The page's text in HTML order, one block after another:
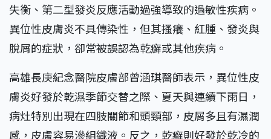
失衡、第二型發炎反應活動過強導致的過敏性疾病。
異位性皮膚炎不具傳染性，但其搔癢、紅腫、發炎與
脫屑的症狀，卻常被誤認為乾癬或其他疾病。
高雄長庚紀念醫院皮膚部曾涵琪醫師表示，異位性皮
膚炎好發於乾濕季節交替之際、夏天與連續下雨日，
病灶特別出現在四肢關節和頭頸部，皮屑多且有濕潤
感，皮膚容易滲組織液。反之，乾癬則好發於乾冷的